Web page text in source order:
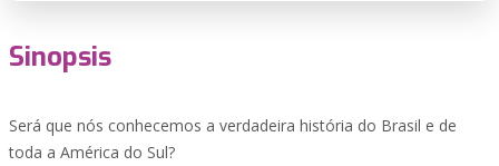
Sinopsis
Será que nós conhecemos a verdadeira história do Brasil e de
toda a América do Sul?